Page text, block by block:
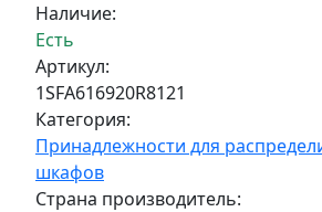
Наличие:
Есть
Артикул:
1SFA616920R8121
Категория:
Принадлежности для
шкафов
Страна производитель: